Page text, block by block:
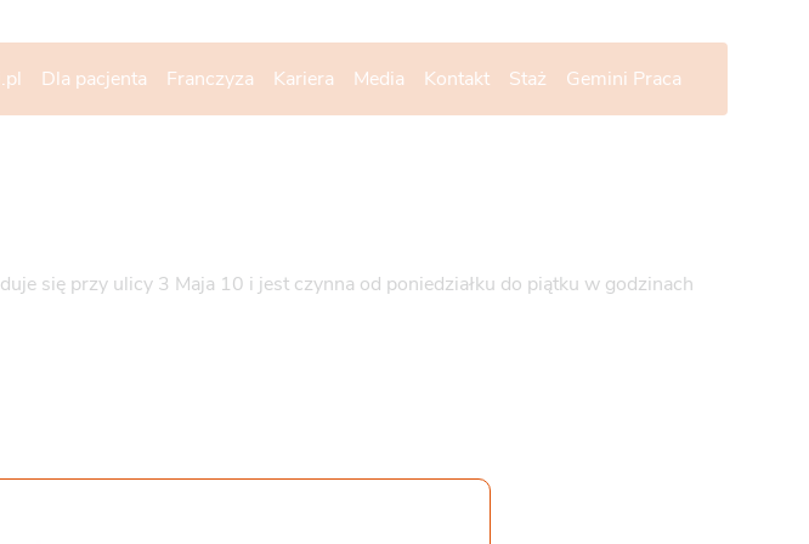
Dla pacjenta Franczyza Kariera Media Kontakt Staż Gemini Praca
się przy ulicy 3 Maja 10 i jest czynna od poniedziałku do piątku w godzinach